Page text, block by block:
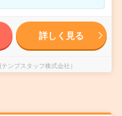
詳しく見る
ンプスタッフ株式会社）